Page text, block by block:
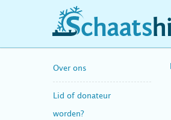
schaatshistorie.nl
Over ons
Lid of donateur
worden?